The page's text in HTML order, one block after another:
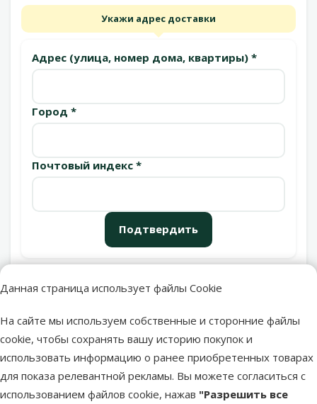
Данная страница использует файлы Cookie
На сайте мы используем собственные и сторонние файлы
cookie, чтобы сохранять вашу историю покупок и
использовать информацию о ранее приобретенных товарах
для показа релевантной рекламы. Вы можете согласиться с
использованием файлов cookie, нажав "Разрешить все
Укажи адрес доставки
Адрес (улица, номер дома, квартиры) *
Город *
Почтовый индекс *
Подтвердить
Пункты выдачи
Latvijas Pasts пакомат
DPD Pickup tīkls